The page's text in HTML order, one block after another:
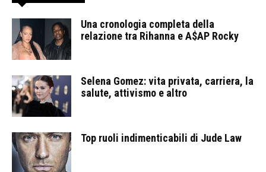
Una cronologia completa della
relazione tra Rihanna e A$AP Rocky
Selena Gomez: vita privata, carriera, la
salute, attivismo e altro
Top ruoli indimenticabili di Jude Law